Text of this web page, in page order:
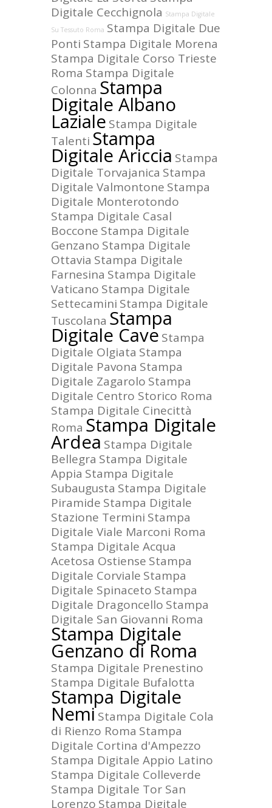
Digitale Cecchignola Stampa Digitale
Su Tessuto Roma Stampa Digitale Due
Ponti Stampa Digitale Morena
Stampa Digitale Corso Trieste
Roma Stampa Digitale
Colonna Stampa
Digitale Albano
Laziale Stampa Digitale
Talenti Stampa
Digitale Ariccia Stampa
Digitale Torvajanica Stampa
Digitale Valmontone Stampa
Digitale Monterotondo
Stampa Digitale Casal
Boccone Stampa Digitale
Genzano Stampa Digitale
Ottavia Stampa Digitale
Farnesina Stampa Digitale
Vaticano Stampa Digitale
Settecamini Stampa Digitale
Tuscolana Stampa
Digitale Cave Stampa
Digitale Olgiata Stampa
Digitale Pavona Stampa
Digitale Zagarolo Stampa
Digitale Centro Storico Roma
Stampa Digitale Cinecittà
Roma Stampa Digitale
Ardea Stampa Digitale
Bellegra Stampa Digitale
Appia Stampa Digitale
Subaugusta Stampa Digitale
Piramide Stampa Digitale
Stazione Termini Stampa
Digitale Viale Marconi Roma
Stampa Digitale Acqua
Acetosa Ostiense Stampa
Digitale Corviale Stampa
Digitale Spinaceto Stampa
Digitale Dragoncello Stampa
Digitale San Giovanni Roma
Stampa Digitale
Genzano di Roma
Stampa Digitale Prenestino
Stampa Digitale Bufalotta
Stampa Digitale
NemiStampa Digitale Cola
di Rienzo Roma Stampa
Digitale Cortina d'Ampezzo
Stampa Digitale Appio Latino
Stampa Digitale Colleverde
Stampa Digitale Tor San
Lorenzo Stampa Digitale